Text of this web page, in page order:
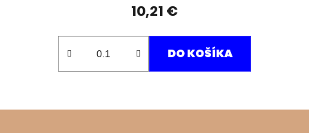
10,21 €
DO KOŠÍKA
Z